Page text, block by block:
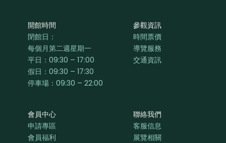
開館時間
閉館日：
每個月第二週星期一
平日： 09:30 – 17:00
假日：09:30 – 17:30
停車場：09:30 – 22:00
參觀資訊
時間票價
導覽服務
交通資訊
會員中心
申請專區
會員福利
聯絡我們
客服信息
展覽相關